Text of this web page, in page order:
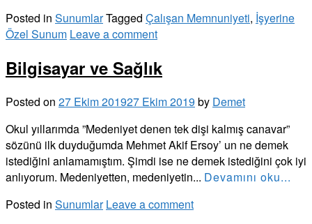
Posted in SunumlarTagged Çalışan Memnuniyeti, İşyerine
Özel Sunum Leave a comment
Bilgisayar ve Sağlık
Posted on 27 Ekim 201927 Ekim 2019 by Demet
Okul yıllarımda ”Medeniyet denen tek dişi kalmış canavar”
sözünü ilk duyduğumda Mehmet Akif Ersoy’ un ne demek
istediğini anlamamıştım. Şimdi ise ne demek istediğini çok iyi
anlıyorum. Medeniyetten, medeniyetin... Devamını oku...
Posted in Sunumlar Leave a comment